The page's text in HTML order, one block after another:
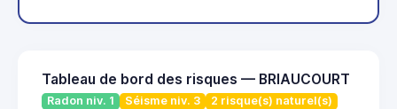
Tableau de bord des risques — BRIAUCOURT
Radon niv. 1 Séisme niv. 3
2 risque(s) naturel(s)